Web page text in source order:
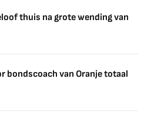
thuis na grote wending van
bondscoach van Oranje totaal